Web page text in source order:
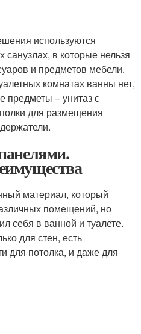
используются
в которые нельзя
и предметов мебели.
комнатах ванны нет,
предметы – унитаз с
для размещения
материал, который
помещений, но
себя в ванной и туалете.
для стен, есть
для потолка, и даже для